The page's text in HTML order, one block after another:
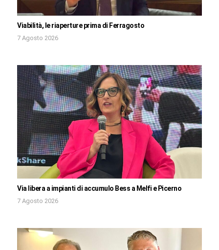
Viabilità, le riaperture prima di Ferragosto
7 Agosto 2026
Via libera a impianti di accumulo Bess a Melfi e Picerno
7 Agosto 2026